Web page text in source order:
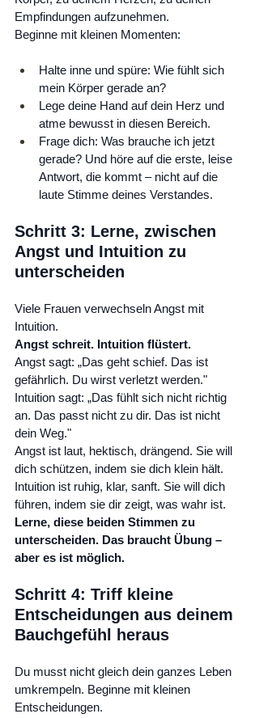
Empfindungen aufzunehmen.
Beginne mit kleinen Momenten:
Halte inne und spüre: Wie fühlt sich
mein Körper gerade an?
Lege deine Hand auf dein Herz und
atme bewusst in diesen Bereich.
Frage dich: Was brauche ich jetzt
gerade? Und höre auf die erste, leise
Antwort, die kommt – nicht auf die
laute Stimme deines Verstandes.
Schritt 3: Lerne, zwischen
Angst und Intuition zu
unterscheiden
Viele Frauen verwechseln Angst mit
Intuition.
Angst schreit. Intuition flüstert.
Angst sagt: „Das geht schief. Das ist
gefährlich. Du wirst verletzt werden."
Intuition sagt: „Das fühlt sich nicht richtig
an. Das passt nicht zu dir. Das ist nicht
dein Weg."
Angst ist laut, hektisch, drängend. Sie will
dich schützen, indem sie dich klein hält.
Intuition ist ruhig, klar, sanft. Sie will dich
führen, indem sie dir zeigt, was wahr ist.
Lerne, diese beiden Stimmen zu
unterscheiden. Das braucht Übung –
aber es ist möglich.
Schritt 4: Triff kleine
Entscheidungen aus deinem
Bauchgefühl heraus
Du musst nicht gleich dein ganzes Leben
umkrempeln. Beginne mit kleinen
Entscheidungen.